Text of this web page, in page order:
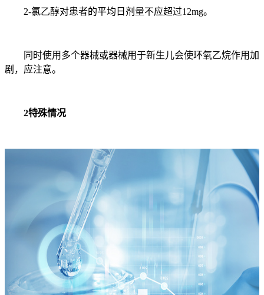
2-氯乙醇对患者的平均日剂量不应超过12mg。
同时使用多个器械或器械用于新生儿会使环氧乙烷作用加
剧，应注意。
2特殊情况